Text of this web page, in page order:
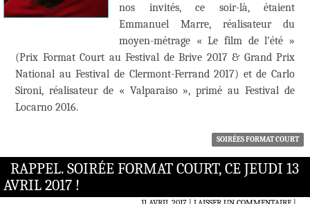
nos invités, ce soir-là, étaient
Emmanuel Marre, réalisateur du
moyen-métrage « Le film de l’été »
(Prix Format Court au Festival de Brive 2017 & Grand Prix
National au Festival de Clermont-Ferrand 2017) et de Carlo
Sironi, réalisateur de « Valparaiso », primé au Festival de
Locarno 2016.
SOIRÉES FORMAT COURT
RAPPEL. SOIRÉE FORMAT COURT, CE JEUDI 13
AVRIL 2017 !